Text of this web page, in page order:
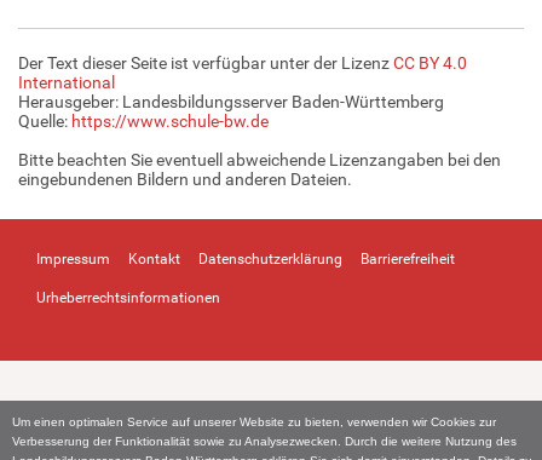
Um einen optimalen Service auf unserer Website zu bieten, verwenden wir Cookies zur
Verbesserung der Funktionalität sowie zu Analysezwecken. Durch die weitere Nutzung des
Der Text dieser Seite ist verfügbar unter der LizenzCC BY 4.0
International
Herausgeber: Landesbildungsserver Baden-Württemberg
Quelle: https://www.schule-bw.de
Bitte beachten Sie eventuell abweichende Lizenzangaben bei den
eingebundenen Bildern und anderen Dateien.
Impressum Kontakt Datenschutzerklärung Barrierefreiheit
Urheberrechtsinformationen